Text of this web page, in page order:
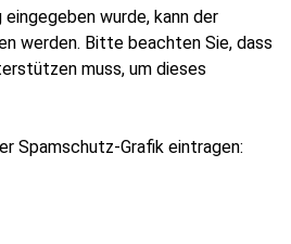
wurde, kann der
werden. Bitte beachten Sie, dass
muss, um dieses
Spamschutz-Grafik eintragen: